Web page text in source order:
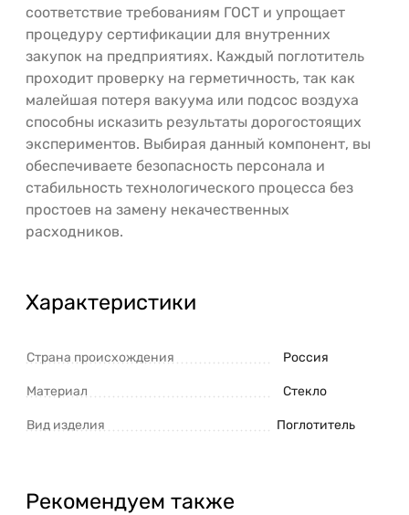
соответствие требованиям ГОСТ и упрощает
процедуру сертификации для внутренних
закупок на предприятиях. Каждый поглотитель
проходит проверку на герметичность, так как
малейшая потеря вакуума или подсос воздуха
способны исказить результаты дорогостоящих
экспериментов. Выбирая данный компонент, вы
обеспечиваете безопасность персонала и
стабильность технологического процесса без
простоев на замену некачественных
расходников.
Характеристики
Страна происхождения Россия
Материал Стекло
Вид изделия Поглотитель
Рекомендуем также